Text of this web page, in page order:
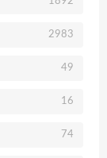
2983
49
16
74